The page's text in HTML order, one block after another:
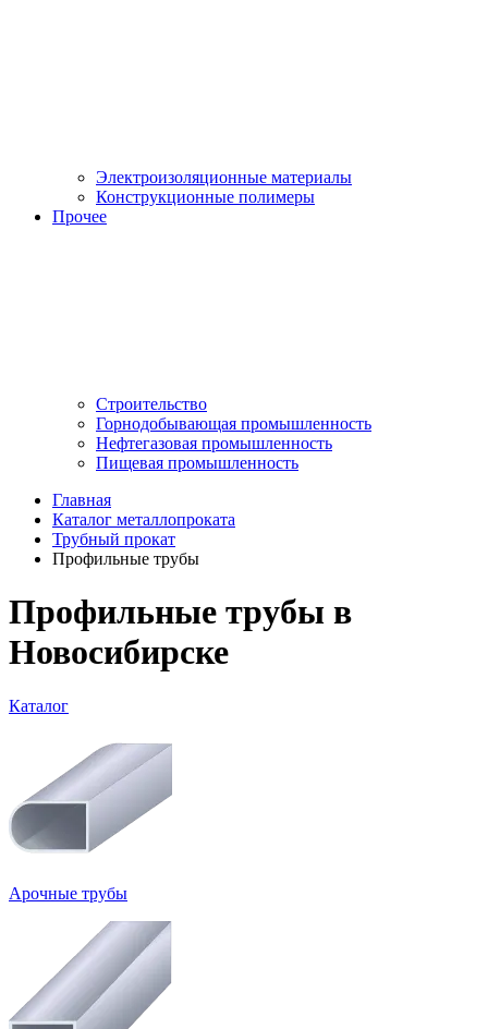
Электроизоляционные материалы
Конструкционные полимеры
Прочее
Строительство
Горнодобывающая промышленность
Нефтегазовая промышленность
Пищевая промышленность
Главная
Каталог металлопроката
Трубный прокат
Профильные трубы
Профильные трубы в
Новосибирске
Каталог
Арочные трубы